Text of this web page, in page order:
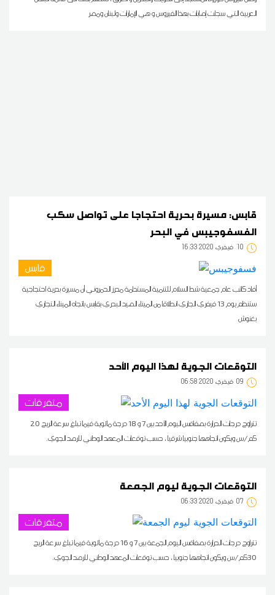
العربية التي سجلت إصابات بهذا الفيروس و هي الإمارات ولبنان ومصر
قابس: مسيرة بحرية احتجاجا على تواصل سكب
الفسفوجيبس في البحر
10 16:33 2020 فيفري
قابس
أفاد كاتب عام جمعية شط السلام للتنمية المستدامة محرز الحمروني أن مسيرة بحرية احتجاجية
ستنظم يوم 13 فيفري الجاري انطلاقا من الميناء الصيد البحري بقابس باتجاه الميناء التجاري
بغنوش
التوقعات الجوية لهذا اليوم الأحد
09 06:58 2020 فيفري
متفرقات
تتراوح درجات الحرارة بصفاقس اليوم الأحد بين 7 و 18 درجة مائوية فيما تبلغ سرعة الريح 20
كم/س ويكون اتجاهها جنوبيا شرقيا ، حسب توقعات المعهد الوطني للرصد الجوي.
التوقعات الجوية ليوم الجمعة
07 06:33 2020 فيفري
متفرقات
تتراوح درجات الحرارة بصفاقس اليوم الجمعة بين 7 و 16 درجة مائوية فيما تبلغ سرعة الريح
30كم/س ويكون اتجاهها جنوبيا ، حسب توقعات المعهد الوطني للرصد الجوي.